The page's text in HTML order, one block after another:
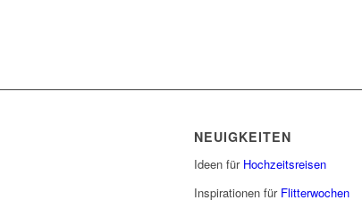
NEUIGKEITEN
Ideen für Hochzeitsreisen
Inspirationen für Flitterwochen